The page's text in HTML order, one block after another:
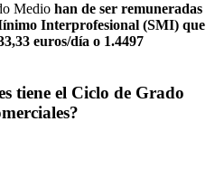
Medio han de ser remuneradas
Interprofesional (SMI) que
euros/día o 1.4497
tiene el Ciclo de Grado